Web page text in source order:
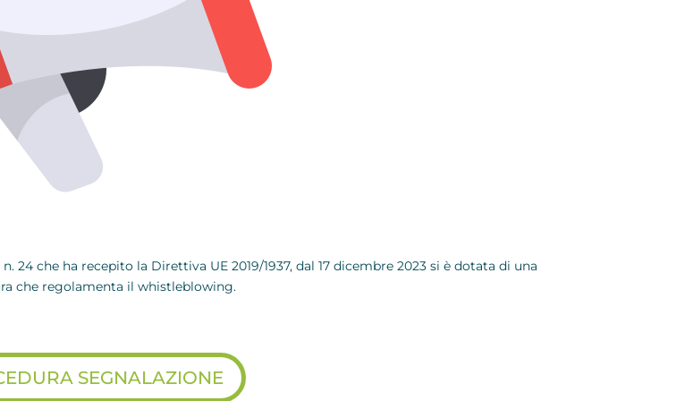
24 che ha recepito la Direttiva UE 2019/1937, dal 17 dicembre 2023 si è dotata di una
che regolamenta il whistleblowing.
SEGNALAZIONE